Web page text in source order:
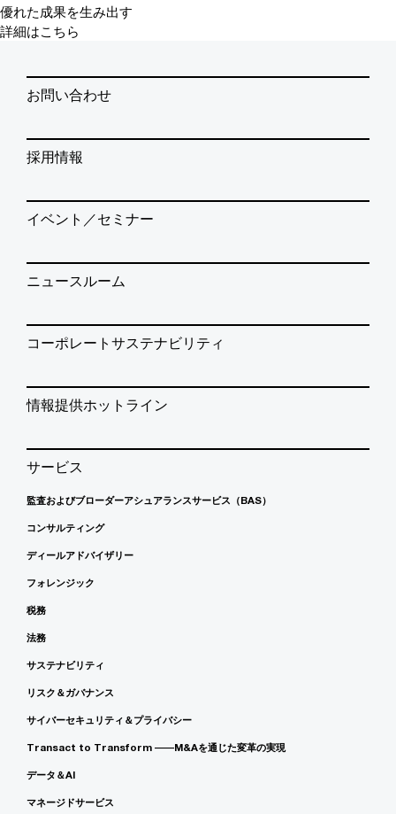
優れた成果を生み出す
詳細はこちら
お問い合わせ
採用情報
イベント／セミナー
ニュースルーム
コーポレートサステナビリティ
情報提供ホットライン
サービス
監査およびブローダーアシュアランスサービス（BAS）
コンサルティング
ディールアドバイザリー
フォレンジック
税務
法務
サステナビリティ
リスク＆ガバナンス
サイバーセキュリティ＆プライバシー
Transact to Transform ――M&Aを通じた変革の実現
データ＆AI
マネージドサービス